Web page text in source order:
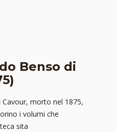
Benso di
morto nel 1875,
i volumi che
sita